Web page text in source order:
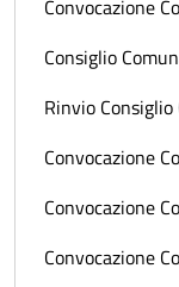
Convocazione
Consiglio
Rinvio
Convocazione
Convocazione
Convocazione